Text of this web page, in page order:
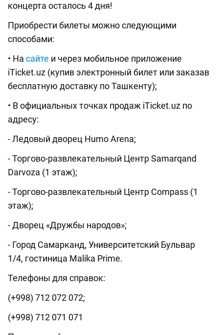
концерта осталось 4 дня!
Приобрести билеты можно следующими
способами:
• На сайте и через мобильное приложение
iTicket.uz (купив электронный билет или заказав
бесплатную доставку по Ташкенту);
• В официальных точках продаж iTicket.uz по
адресу:
- Ледовый дворец Humo Arena;
- Торгово-развлекательный Центр Samarqand
Darvoza (1 этаж);
- Торгово-развлекательный Центр Compass (1
этаж);
- Дворец «Дружбы народов»;
- Город Самарканд, Университетский Бульвар
1/4, гостиница Malika Prime.
Телефоны для справок:
(+998) 712 072 072;
(+998) 712 071 071